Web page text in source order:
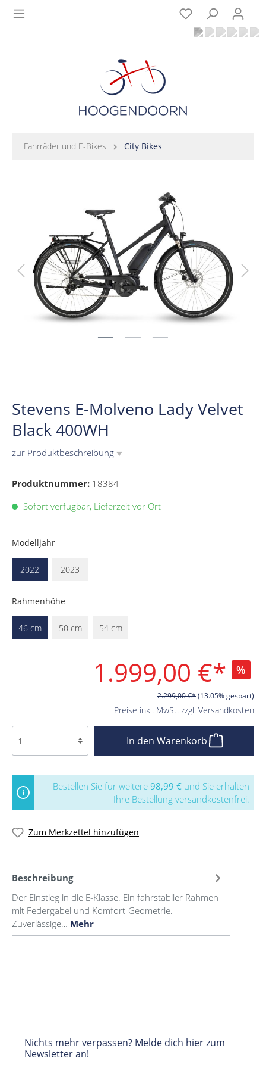
Fahrräder und E-Bikes City Bikes
Stevens E-Molveno Lady Velvet
Black 400WH
zur Produktbeschreibung ▼
Produktnummer: 18384
1.999,00 €* %
2.299,00 €*(13.05% gespart)
Preise inkl. MwSt. zzgl. Versandkosten
Sofort verfügbar, Lieferzeit vor Ort
Modelljahr
2022 2023
Rahmenhöhe
46 cm 50 cm 54 cm
In den Warenkorb
Bestellen Sie für weitere 98,99 € und Sie erhalten
Ihre Bestellung versandkostenfrei.
Zum Merkzettel hinzufügen
Beschreibung
Der Einstieg in die E-Klasse. Ein fahrstabiler Rahmen
mit Federgabel und Komfort-Geometrie.
Zuverlässige… Mehr
Nichts mehr verpassen? Melde dich hier zum
Newsletter an!